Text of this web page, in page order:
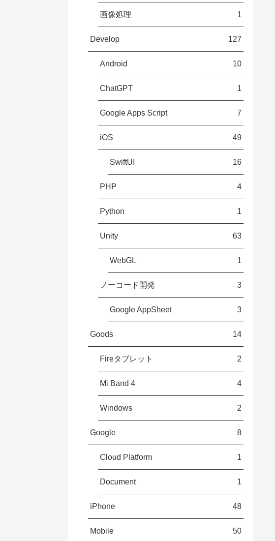
画像処理 1
Develop 127
Android 10
ChatGPT 1
Google Apps Script 7
iOS 49
SwiftUI 16
PHP 4
Python 1
Unity 63
WebGL 1
ノーコード開発 3
Google AppSheet 3
Goods 14
Fireタブレット 2
Mi Band 4 4
Windows 2
Google 8
Cloud Platform 1
Document 1
iPhone 48
Mobile 50